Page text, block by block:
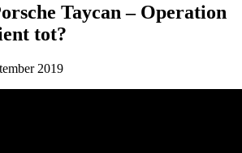
Taycan – Operation
tot?
2019